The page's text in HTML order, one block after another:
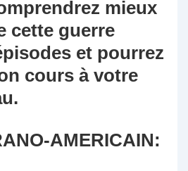
mieux
cette guerre
et pourrez
cours à votre
AMERICAIN: